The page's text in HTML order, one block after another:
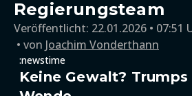
Regierungsteam
Veröffentlicht: 22.01.2026 • 07:51
von Joachim Vonderthann
:newstime
Keine Gewalt?